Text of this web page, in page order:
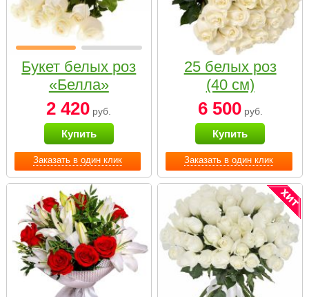
Заказать в один клик
Букет белых роз
«Белла»
2 420 руб.
Купить
Заказать в один клик
25 белых роз
(40 см)
6 500руб.
Купить